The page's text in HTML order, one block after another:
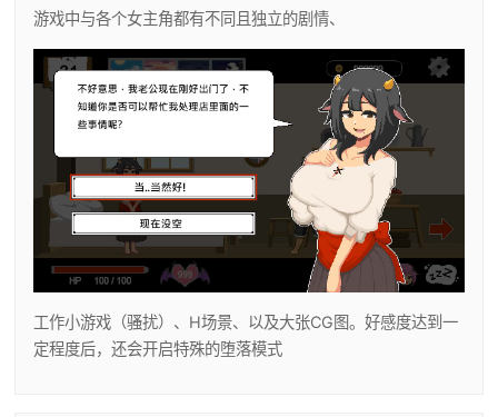
游戏中与各个女主角都有不同且独立的剧情、
工作小游戏（骚扰）、H场景、以及大张CG图。好感度达到一
定程度后，还会开启特殊的堕落模式